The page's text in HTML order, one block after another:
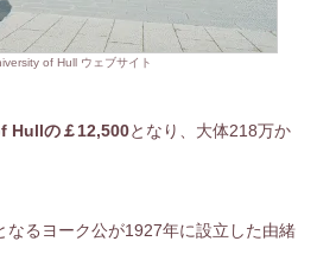
of Hull ウェブサイト
Hullの￡12,500となり、大体218万か
なるヨーク公が1927年に設立した由緒